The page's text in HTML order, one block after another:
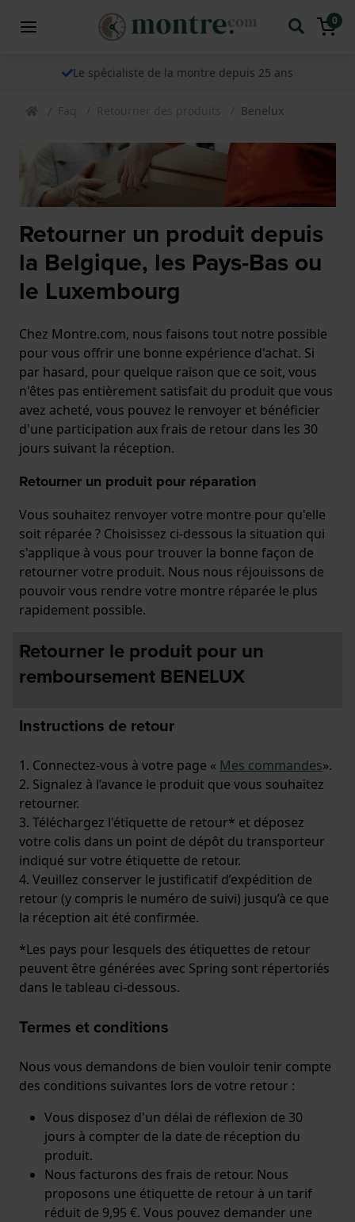
0
Le spécialiste de la montre depuis 25 ans
Faq Retourner des produits Benelux
Retourner un produit depuis
la Belgique, les Pays-Bas ou
le Luxembourg
Chez Montre.com, nous faisons tout notre possible
pour vous offrir une bonne expérience d'achat. Si
par hasard, pour quelque raison que ce soit, vous
n'êtes pas entièrement satisfait du produit que vous
avez acheté, vous pouvez le renvoyer et bénéficier
d'une participation aux frais de retour dans les 30
jours suivant la réception.
Retourner un produit pour réparation
Vous souhaitez renvoyer votre montre pour qu'elle
soit réparée ? Choisissez ci-dessous la situation qui
s'applique à vous pour trouver la bonne façon de
retourner votre produit. Nous nous réjouissons de
pouvoir vous rendre votre montre réparée le plus
rapidement possible.
Retourner le produit pour un
remboursement BENELUX
Instructions de retour
1. Connectez-vous à votre page « Mes commandes».
2. Signalez à l’avance le produit que vous souhaitez
retourner.
3. Téléchargez l'étiquette de retour* et déposez
votre colis dans un point de dépôt du transporteur
indiqué sur votre étiquette de retour.
4. Veuillez conserver le justificatif d’expédition de
retour (y compris le numéro de suivi) jusqu’à ce que
la réception ait été confirmée.
*Les pays pour lesquels des étiquettes de retour
peuvent être générées avec Spring sont répertoriés
dans le tableau ci-dessous.
Termes et conditions
Nous vous demandons de bien vouloir tenir compte
des conditions suivantes lors de votre retour :
Vous disposez d'un délai de réflexion de 30
jours à compter de la date de réception du
produit.
Nous facturons des frais de retour. Nous
proposons une étiquette de retour à un tarif
réduit de 9,95 €. Vous pouvez demander une